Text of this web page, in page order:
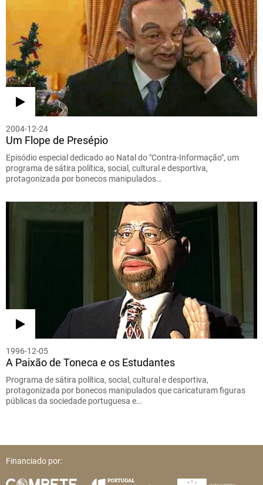
2004-12-24
Um Flope de Presépio
Episódio especial dedicado ao Natal do "Contra-Informação", um
programa de sátira política, social, cultural e desportiva,
protagonizada por bonecos manipulados…
1996-12-05
A Paixão de Toneca e os Estudantes
Programa de sátira política, social, cultural e desportiva,
protagonizada por bonecos manipulados que caricaturam figuras
públicas da sociedade portuguesa e…
Financiado por: